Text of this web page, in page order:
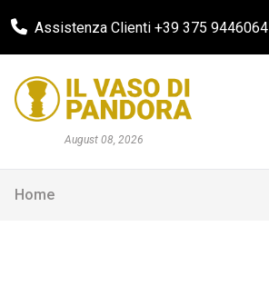
Assistenza Clienti +39 375 9446064
August 08, 2026
Home